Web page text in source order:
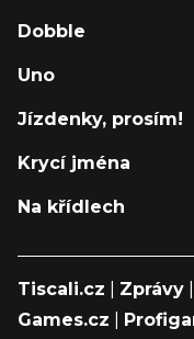
Dobble
Uno
Jízdenky, prosím!
Krycí jména
Na křídlech
Tiscali.cz Zprávy
Games.cz